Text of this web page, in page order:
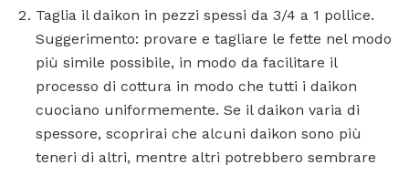
Taglia il daikon in pezzi spessi da 3/4 a 1 pollice.
Suggerimento: provare e tagliare le fette nel modo
più simile possibile, in modo da facilitare il
processo di cottura in modo che tutti i daikon
cuociano uniformemente. Se il daikon varia di
spessore, scoprirai che alcuni daikon sono più
teneri di altri, mentre altri potrebbero sembrare